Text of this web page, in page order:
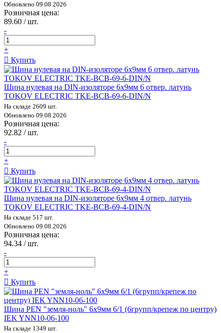
Обновлено 09.08.2026
Розничная цена:
89.60 / шт.
-
+
Купить
Шина нулевая на DIN-изоляторе 6х9мм 6 отвер. латунь
TOKOV ELECTRIC TKE-BCB-69-6-DIN/N
На складе 2609 шт.
Обновлено 09.08.2026
Розничная цена:
92.82 / шт.
-
+
Купить
Шина нулевая на DIN-изоляторе 6х9мм 4 отвер. латунь
TOKOV ELECTRIC TKE-BCB-69-4-DIN/N
На складе 517 шт.
Обновлено 09.08.2026
Розничная цена:
94.34 / шт.
-
+
Купить
Шина PEN "земля-ноль" 6х9мм 6/1 (6групп/крепеж по центру)
IEK YNN10-06-100
На складе 1349 шт.